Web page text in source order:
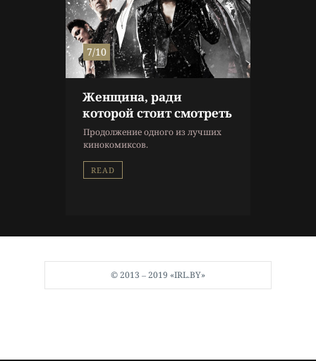
7/10
Женщина, ради
которой стоит смотреть
Продолжение одного из лучших
кинокомиксов.
READ
© 2013 ‒ 2019 «IRL.BY»